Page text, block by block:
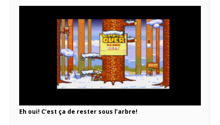
Eh oui! C’est ça de rester sous l’arbre!